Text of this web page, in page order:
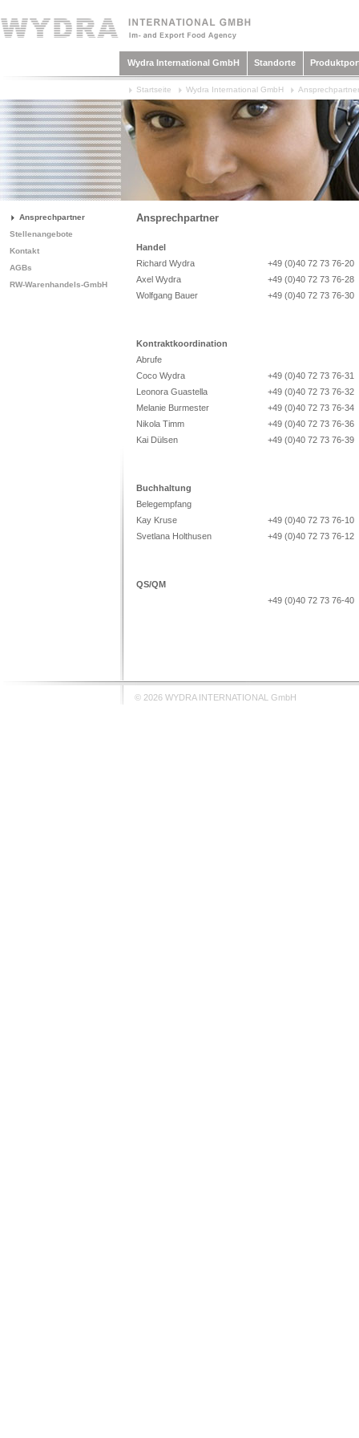
Wydra International GmbH Standorte
Startseite Wydra International GmbH Ansprechpartner
Ansprechpartner
Stellenangebote
Kontakt
AGBs
RW-Warenhandels-GmbH
Ansprechpartner
Handel
Richard Wydra
Axel Wydra
Wolfgang Bauer
Kontraktkoordination
Abrufe
Coco Wydra
Leonora Guastella
Melanie Burmester
Nikola Timm
Kai Dülsen
Buchhaltung
Belegempfang
Kay Kruse
Svetlana Holthusen
QS/QM
+49 (0)40 72 73 76-20
+49 (0)40 72 73 76-28
+49 (0)40 72 73 76-30
+49 (0)40 72 73 76-31
+49 (0)40 72 73 76-32
+49 (0)40 72 73 76-34
+49 (0)40 72 73 76-36
+49 (0)40 72 73 76-39
+49 (0)40 72 73 76-10
+49 (0)40 72 73 76-12
+49 (0)40 72 73 76-40
© 2026 WYDRA INTERNATIONAL GmbH